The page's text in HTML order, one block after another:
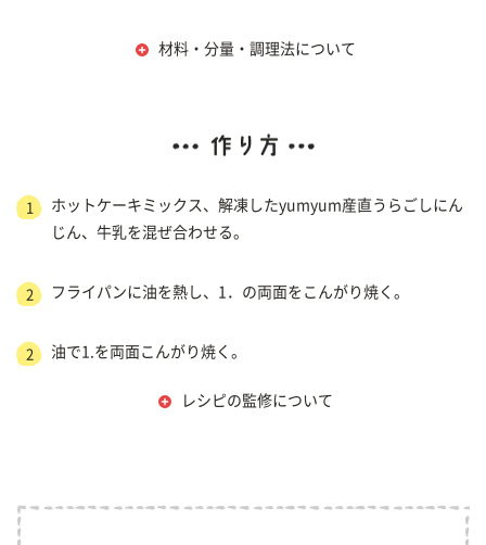
材料・分量・調理法について
1
ホットケーキミックス、解凍したyumyum産直うらごしにん
じん、牛乳を混ぜ合わせる。
2 フライパンに油を熱し、1．の両面をこんがり焼く。
2 油で1.を両面こんがり焼く。
レシピの監修について